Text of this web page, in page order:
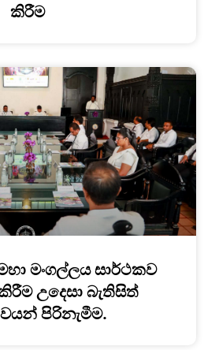
කිරීම
මංගල්ලය සාර්ථකව
උදෙසා බැතිසිත්
පිරිනැමීම.